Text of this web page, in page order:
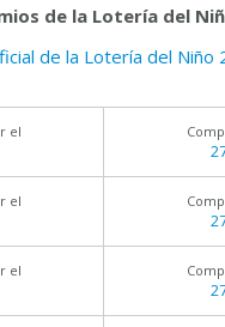
de la Lotería del
de la Lotería del Niño
el
el
el